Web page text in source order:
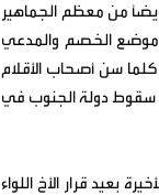
من معظم الجماهير
موضع الخصم والمدعي
سن أصحاب الأقلام
سقوط دولة الجنوب في
بعيد قرار الأخ اللواء